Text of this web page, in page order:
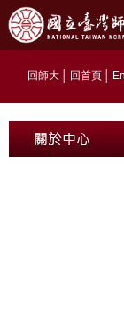
回師大 回首頁